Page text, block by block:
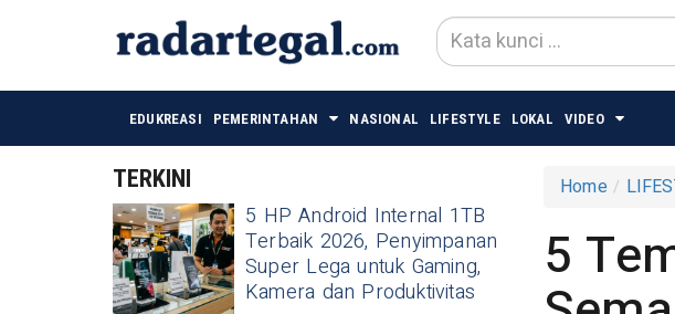
EDUKREASI PEMERINTAHAN NASIONAL LIFESTYLE LOKAL VIDEO
TERKINI
5 HP Android Internal 1TB
Terbaik 2026, Penyimpanan
Super Lega untuk Gaming,
Kamera dan Produktivitas
Home
5